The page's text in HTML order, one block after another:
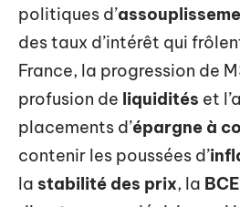
politiques d’
des taux d’intérêt qui
France, la progression de
profusion de liquidités et
placements d’épargne à
contenir les poussées d’
la stabilité des prix, la BCE